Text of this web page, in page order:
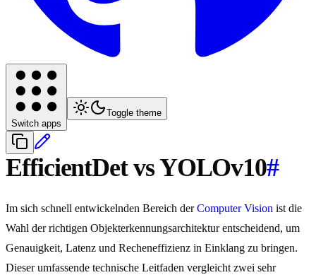
Switch apps
Toggle theme
EfficientDet vs YOLOv10#
Im sich schnell entwickelnden Bereich derComputer Vision ist die
Wahl der richtigen Objekterkennungsarchitektur entscheidend, um
Genauigkeit, Latenz und Recheneffizienz in Einklang zu bringen.
Dieser umfassende technische Leitfaden vergleicht zwei sehr